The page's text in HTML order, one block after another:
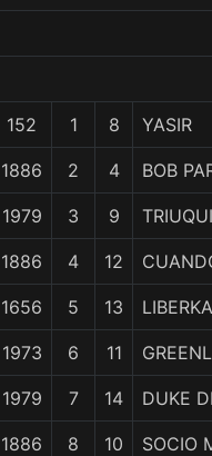
152 1 8 YASIR
1886 2 4 BOB
1979 3 9
1886 4 12
1656 5 13
1973 6 11
1979 7 14 DUKE
1886 8 10 SOCIO